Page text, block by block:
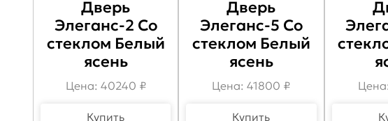
Дверь
Элеганс-2 Со
стеклом Белый
ясень
Цена: 40240 ₽
Купить
Дверь
Элеганс-5 Со
стеклом Белый
ясень
Цена: 41800 ₽
Купить